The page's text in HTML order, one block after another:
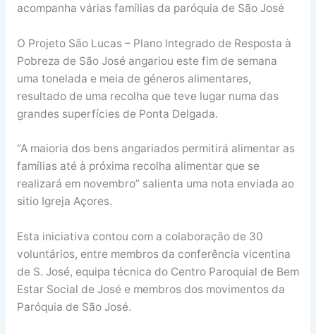
acompanha várias famílias da paróquia de São José
O Projeto São Lucas – Plano Integrado de Resposta à
Pobreza de São José angariou este fim de semana
uma tonelada e meia de géneros alimentares,
resultado de uma recolha que teve lugar numa das
grandes superfícies de Ponta Delgada.
“A maioria dos bens angariados permitirá alimentar as
famílias até à próxima recolha alimentar que se
realizará em novembro” salienta uma nota enviada ao
sitio Igreja Açores.
Esta iniciativa contou com a colaboração de 30
voluntários, entre membros da conferência vicentina
de S. José, equipa técnica do Centro Paroquial de Bem
Estar Social de José e membros dos movimentos da
Paróquia de São José.